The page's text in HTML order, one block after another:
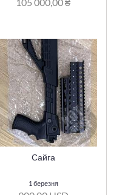
Сайга
1 березня